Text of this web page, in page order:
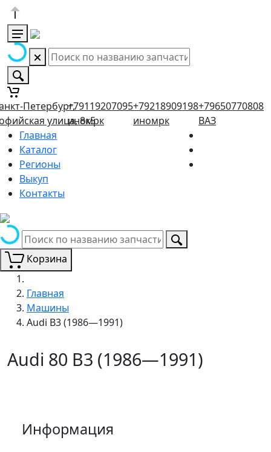
Петербург,
улица, 8к5
+79119207095
иномрк
+79218909198
иномрк
+79650770808
ВАЗ
Главная
Каталог
Регионы
Выкуп
Контакты
Корзина
Главная
Машины
Audi B3 (1986—1991)
Audi 80 B3 (1986—1991)
Информация